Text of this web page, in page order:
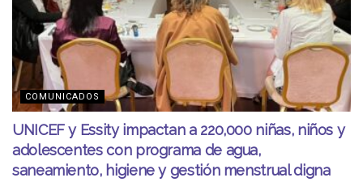
COMUNICADOS
UNICEF y Essity impactan a 220,000 niñas, niños y
adolescentes con programa de agua,
saneamiento, higiene y gestión menstrual digna